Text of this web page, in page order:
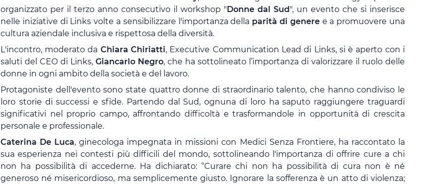
organizzato per il terzo anno consecutivo il workshop "Donne dal Sud", un evento che si inserisce
nelle iniziative di Links volte a sensibilizzare l'importanza della parità di generee a promuovere una
cultura aziendale inclusiva e rispettosa della diversità.
L'incontro, moderato da Chiara Chiriatti, Executive Communication Lead di Links, si è aperto con i
saluti del CEO di Links, Giancarlo Negro, che ha sottolineato l’importanza di valorizzare il ruolo delle
donne in ogni ambito della società e del lavoro.
Protagoniste dell'evento sono state quattro donne di straordinario talento, che hanno condiviso le
loro storie di successi e sfide. Partendo dal Sud, ognuna di loro ha saputo raggiungere traguardi
significativi nel proprio campo, affrontando difficoltà e trasformandole in opportunità di crescita
personale e professionale.
Caterina De Luca, ginecologa impegnata in missioni con Medici Senza Frontiere, ha raccontato la
sua esperienza nei contesti più difficili del mondo, sottolineando l'importanza di offrire cure a chi
non ha possibilità di accederne. Ha dichiarato: “Curare chi non ha possibilità di cura non è né
generoso né misericordioso, ma semplicemente giusto. Ignorare la sofferenza è un atto di violenza;